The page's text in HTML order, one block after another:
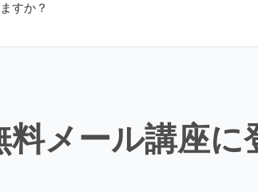
すか？
料メール講座に